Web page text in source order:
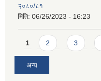
२०८०/८१
मिति: 06/26/2023 - 16:23
Pages
1 2 3
अन्य